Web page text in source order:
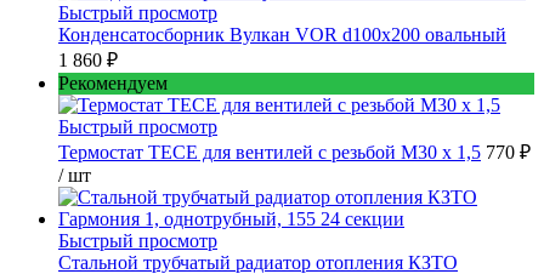
Быстрый просмотр
Конденсатосборник Вулкан VOR d100x200 овальный
1 860 ₽
Рекомендуем
Быстрый просмотр
Термостат TECE для вентилей с резьбой М30 х 1,5 770 ₽
/ шт
Быстрый просмотр
Стальной трубчатый радиатор отопления КЗТО